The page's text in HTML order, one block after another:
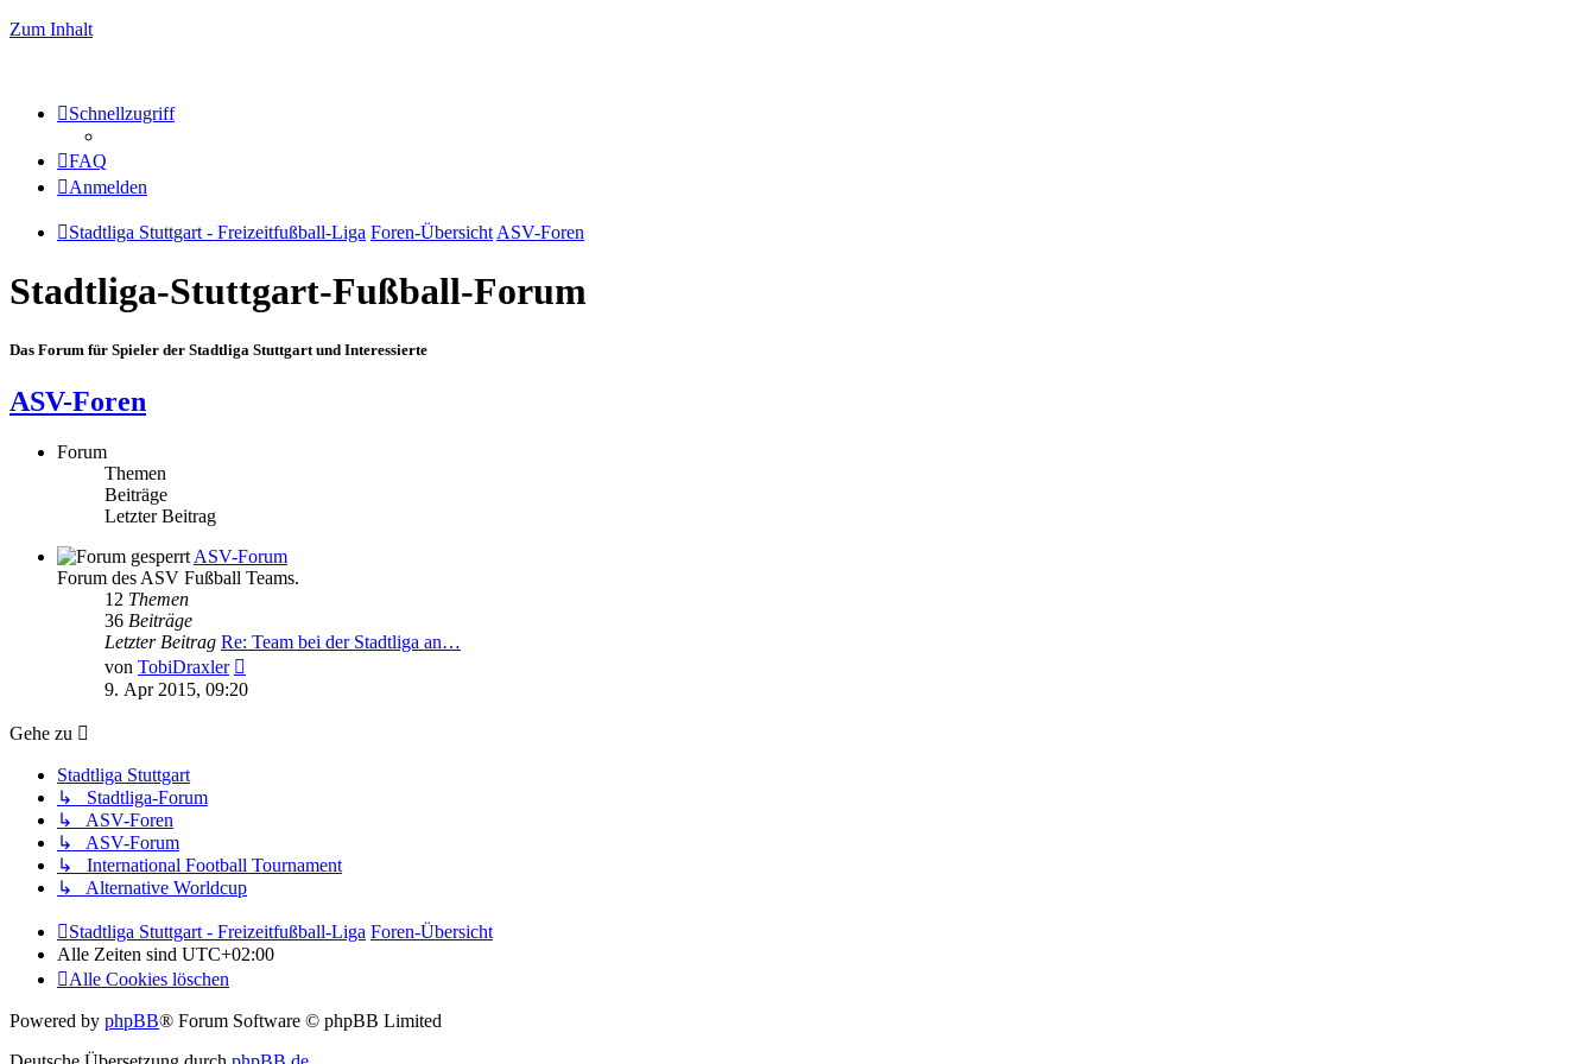
Zum Inhalt
Schnellzugriff
FAQ
Anmelden
Stadtliga Stuttgart - Freizeitfußball-Liga Foren-Übersicht ASV-Foren
Stadtliga-Stuttgart-Fußball-Forum
Das Forum für Spieler der Stadtliga Stuttgart und Interessierte
ASV-Foren
Forum
Themen
Beiträge
Letzter Beitrag
ASV-Forum
Forum des ASV Fußball Teams.
12 Themen
36 Beiträge
Letzter Beitrag Re: Team bei der Stadtliga an…
von TobiDraxler
Beitrag
9. Apr 2015, 09:20
Gehe zu
Stadtliga Stuttgart
↳ Stadtliga-Forum
↳ ASV-Foren
↳ ASV-Forum
↳ International Football Tournament
↳ Alternative Worldcup
Stadtliga Stuttgart - Freizeitfußball-Liga Foren-Übersicht
Alle Zeiten sind UTC+02:00
Alle Cookies löschen
Powered by phpBB® Forum Software © phpBB Limited